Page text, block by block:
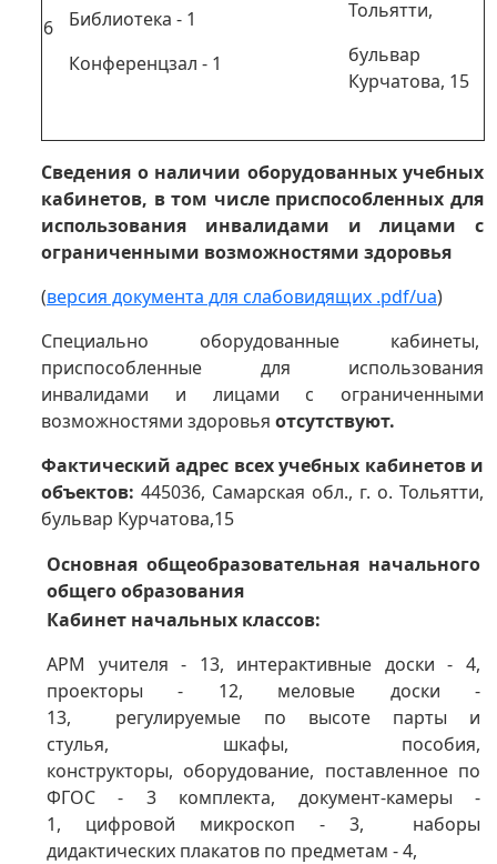
6
Библиотека - 1
Конференцзал - 1
Тольятти,
бульвар
Курчатова, 15
Сведения о наличии оборудованных учебных
кабинетов, в том числе приспособленных для
использования инвалидами и лицами с
ограниченными возможностями здоровья
(версия документа для слабовидящих .pdf/ua)
Специально оборудованные кабинеты,
приспособленные для использования
инвалидами и лицами с ограниченными
возможностями здоровья отсутствуют.
Фактический адрес всех учебных кабинетов и
объектов: 445036, Самарская обл., г. о. Тольятти,
бульвар Курчатова,15
Основная общеобразовательная начального
общего образования
Кабинет начальных классов:
АРМ учителя - 13, интерактивные доски - 4,
проекторы - 12, меловые доски -
13, регулируемые по высоте парты и
стулья, шкафы, пособия,
конструкторы, оборудование, поставленное по
ФГОС - 3 комплекта, документ-камеры -
1, цифровой микроскоп - 3, наборы
дидактических плакатов по предметам - 4,